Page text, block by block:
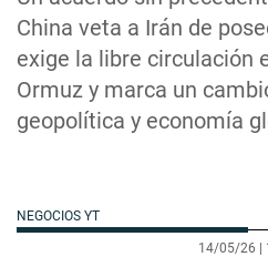
China veta a Irán de
exige la libre circulación
Ormuz y marca un
geopolítica y economía
NEGOCIOS YT
14/05/26 |